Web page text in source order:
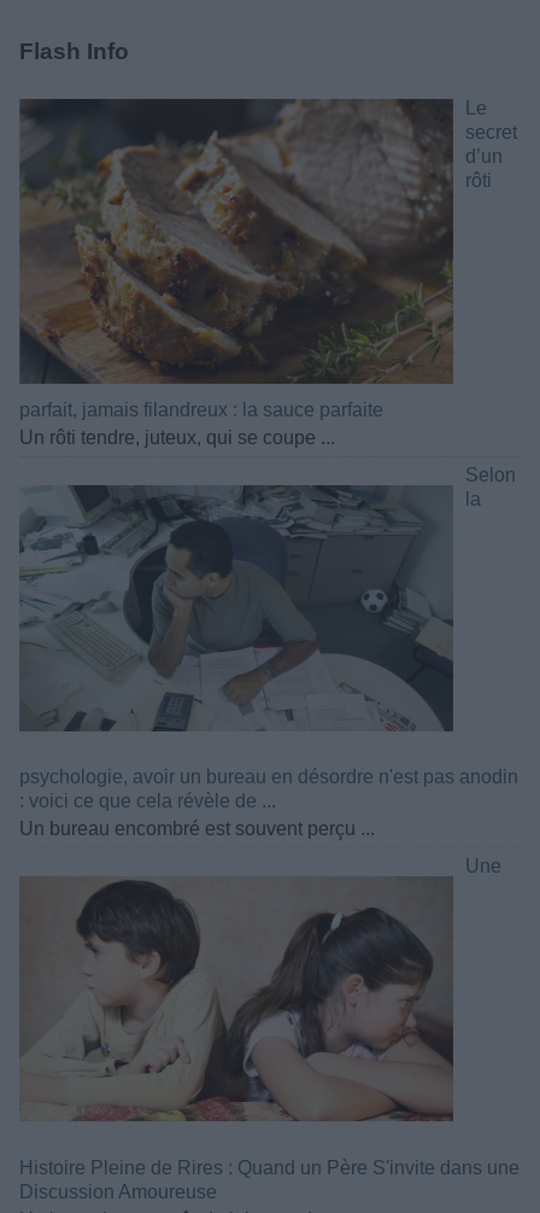
Flash Info
Le
secret
d’un
rôti
parfait, jamais filandreux : la sauce parfaite
Un rôti tendre, juteux, qui se coupe ...
Selon
la
psychologie, avoir un bureau en désordre n'est pas anodin
: voici ce que cela révèle de ...
Un bureau encombré est souvent perçu ...
Une
Histoire Pleine de Rires : Quand un Père S'invite dans une
Discussion Amoureuse